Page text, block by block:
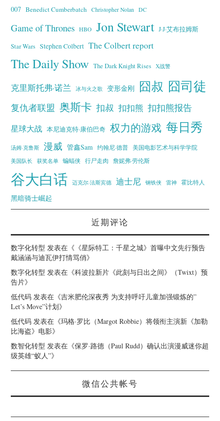
007 Benedict Cumberbatch Christopher Nolan DC
Game of Thrones HBO Jon Stewart J·J·艾布拉姆斯
Star Wars Stephen Colbert The Colbert report
The Daily Show The Dark Knight Rises X战警
克里斯托弗·诺兰 冰与火之歌 变形金刚 囧叔 囧司徒
复仇者联盟 奥斯卡 扣叔 扣扣熊 扣扣熊报告
星球大战 本尼迪克特·康伯巴奇 权力的游戏 每日秀
汤姆·克鲁斯 漫威 管鑫Sam 约翰尼·德普
美国电影艺术与科学学院
美国队长
获奖名单 蝙蝠侠 行尸走肉 詹妮弗·劳伦斯
谷大白话 迈克尔·法斯宾德 迪士尼 钢铁侠 雷神 霍比特人
黑暗骑士崛起
近期评论
数字化转型 发表在《 《星际特工：千星之城》首曝中文先行预告
戴涵涵与迪瓦伊打情骂俏》
数字化转型 发表在《科波拉新片《此刻与日出之间》（Twixt）预
告片》
低代码 发表在《吉米肥伦深夜秀 为支持呼吁儿童加强锻炼的”
Let’s Move”计划》
低代码 发表在《玛格·罗比（Margot Robbie）将领衔主演新《加勒
比海盗》电影》
数智化转型 发表在《保罗·路德（Paul Rudd）确认出演漫威迷你超
级英雄“蚁人”》
微信公共帐号